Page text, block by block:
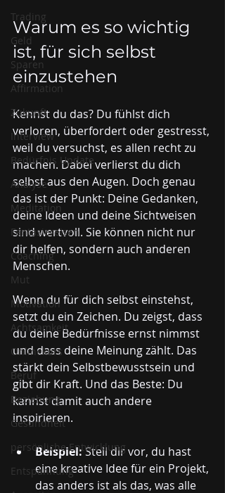
Trading
Geld
Sparen
Affirmation
Zukunft
Interview
Bedürfnis Update
Analyse
Meditation
Fantasiereisen
Coaching
Mut
Motivation
Achtsamkeit
Onlinekurs
Beruf
Beziehung
Gesundheit
persönliche Entwicklung
Entspannung
Warum es so wichtig
ist, für sich selbst
einzustehen
Kennst du das? Du fühlst dich
verloren, überfordert oder gestresst,
weil du versuchst, es allen recht zu
machen. Dabei verlierst du dich
selbst aus den Augen. Doch genau
das ist der Punkt: Deine Gedanken,
deine Ideen und deine Sichtweisen
sind wertvoll. Sie können nicht nur
dir helfen, sondern auch anderen
Menschen.
Wenn du für dich selbst einstehst,
setzt du ein Zeichen. Du zeigst, dass
du deine Bedürfnisse ernst nimmst
und dass deine Meinung zählt. Das
stärkt dein Selbstbewusstsein und
gibt dir Kraft. Und das Beste: Du
kannst damit auch andere
inspirieren.
Beispiel: Stell dir vor, du hast
eine kreative Idee für ein Projekt,
das anders ist als das, was alle